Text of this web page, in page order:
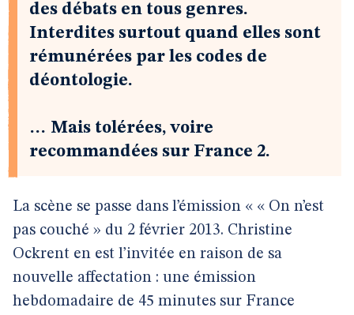
des débats en tous genres.
Interdites surtout quand elles sont
rémunérées par les codes de
déontologie.
… Mais tolérées, voire
recommandées sur France 2.
La scène se passe dans l’émission « « On n’est
pas couché » du 2 février 2013. Christine
Ockrent en est l’invitée en raison de sa
nouvelle affectation : une émission
hebdomadaire de 45 minutes sur France